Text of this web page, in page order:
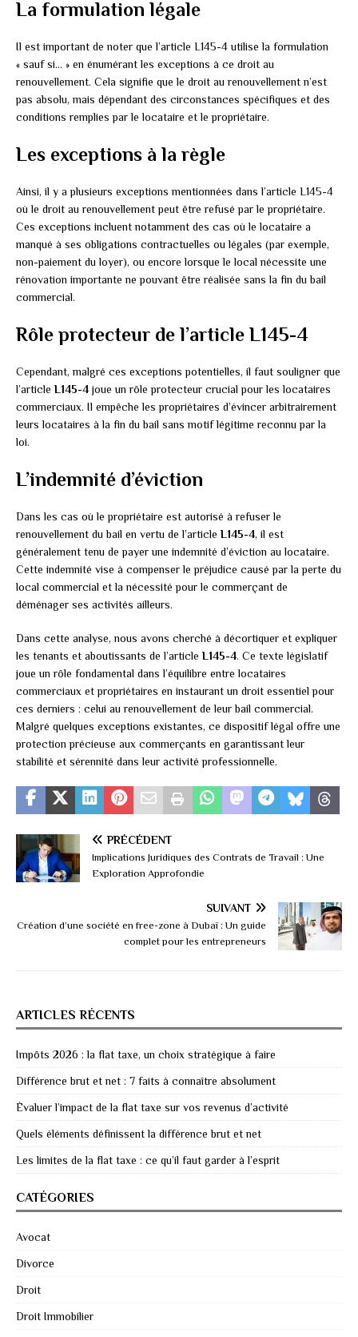
La formulation légale
Il est important de noter que l’article L145-4 utilise la formulation
« sauf si… » en énumérant les exceptions à ce droit au
renouvellement. Cela signifie que le droit au renouvellement n’est
pas absolu, mais dépendant des circonstances spécifiques et des
conditions remplies par le locataire et le propriétaire.
Les exceptions à la règle
Ainsi, il y a plusieurs exceptions mentionnées dans l’article L145-4
où le droit au renouvellement peut être refusé par le propriétaire.
Ces exceptions incluent notamment des cas où le locataire a
manqué à ses obligations contractuelles ou légales (par exemple,
non-paiement du loyer), ou encore lorsque le local nécessite une
rénovation importante ne pouvant être réalisée sans la fin du bail
commercial.
Rôle protecteur de l’article L145-4
Cependant, malgré ces exceptions potentielles, il faut souligner que
l’articleL145-4joue un rôle protecteur crucial pour les locataires
commerciaux. Il empêche les propriétaires d’évincer arbitrairement
leurs locataires à la fin du bail sans motif légitime reconnu par la
loi.
L’indemnité d’éviction
Dans les cas où le propriétaire est autorisé à refuser le
renouvellement du bail en vertu de l’articleL145-4, il est
généralement tenu de payer une indemnité d’éviction au locataire.
Cette indemnité vise à compenser le préjudice causé par la perte du
local commercial et la nécessité pour le commerçant de
déménager ses activités ailleurs.
Dans cette analyse, nous avons cherché à décortiquer et expliquer
les tenants et aboutissants de l’articleL145-4. Ce texte législatif
joue un rôle fondamental dans l’équilibre entre locataires
commerciaux et propriétaires en instaurant un droit essentiel pour
ces derniers : celui au renouvellement de leur bail commercial.
Malgré quelques exceptions existantes, ce dispositif légal offre une
protection précieuse aux commerçants en garantissant leur
stabilité et sérennité dans leur activité professionnelle.
PRÉCÉDENT
Implications Juridiques des Contrats de Travail : Une
Exploration Approfondie
SUIVANT
Création d’une société en free-zone à Dubaï : Un guide
complet pour les entrepreneurs
ARTICLES RÉCENTS
Impôts 2026 : la flat taxe, un choix stratégique à faire
Différence brut et net : 7 faits à connaître absolument
Évaluer l’impact de la flat taxe sur vos revenus d’activité
Quels éléments définissent la différence brut et net
Les limites de la flat taxe : ce qu’il faut garder à l’esprit
CATÉGORIES
Avocat
Divorce
Droit
Droit Immobilier